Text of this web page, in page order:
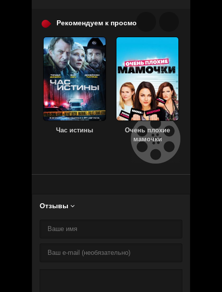
Рекомендуем к просмотру:
Час истины
Очень плохие
мамочки
Отзывы 